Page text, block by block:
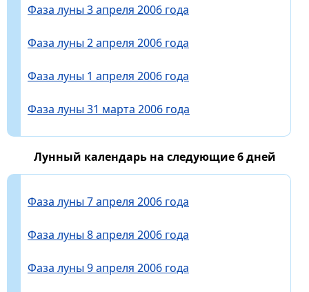
Фаза луны 3 апреля 2006 года
Фаза луны 2 апреля 2006 года
Фаза луны 1 апреля 2006 года
Фаза луны 31 марта 2006 года
Лунный календарь на следующие 6 дней
Фаза луны 7 апреля 2006 года
Фаза луны 8 апреля 2006 года
Фаза луны 9 апреля 2006 года